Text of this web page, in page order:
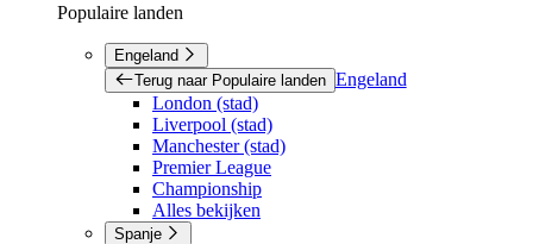
Populaire landen
Engeland
Terug naar Populaire landen Engeland
London (stad)
Liverpool (stad)
Manchester (stad)
Premier League
Championship
Alles bekijken
Spanje